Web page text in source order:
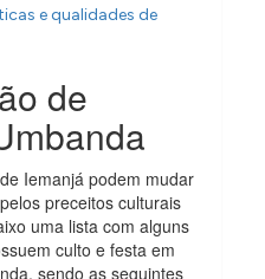
e qualidades de
de
Iemanjá podem mudar
preceitos culturais
uma lista com alguns
culto e festa em
sendo as seguintes